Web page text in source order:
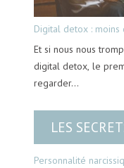
Digital detox : moins
Et si nous nous
digital detox, le
regarder…
LES
Personnalité